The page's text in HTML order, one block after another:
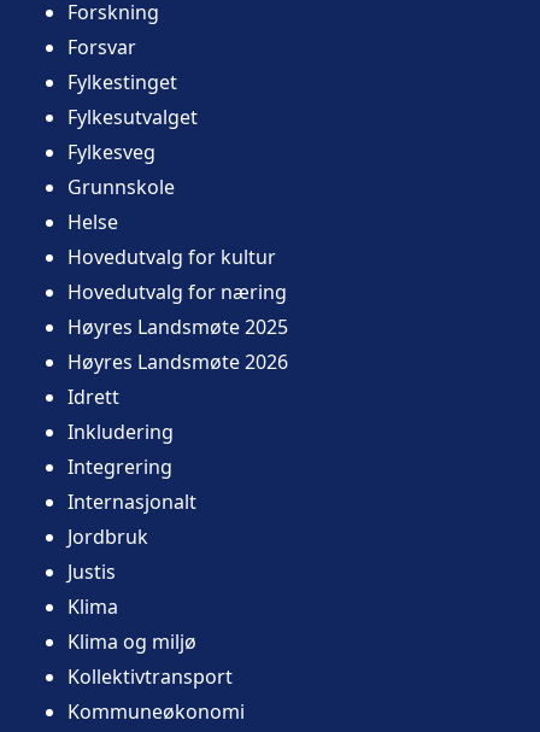
Forskning
Forsvar
Fylkestinget
Fylkesutvalget
Fylkesveg
Grunnskole
Helse
Hovedutvalg for kultur
Hovedutvalg for næring
Høyres Landsmøte 2025
Høyres Landsmøte 2026
Idrett
Inkludering
Integrering
Internasjonalt
Jordbruk
Justis
Klima
Klima og miljø
Kollektivtransport
Kommuneøkonomi